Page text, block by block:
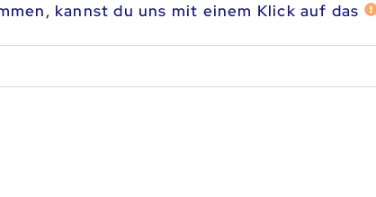
kannst du uns mit einem Klick auf das